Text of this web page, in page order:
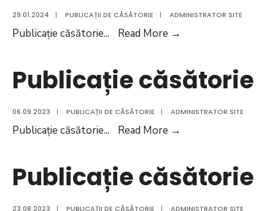
29.01.2024 | PUBLICAȚII DE CĂSĂTORIE | ADMINISTRATOR SITE
Publicație căsătorie... Read More →
Publicație căsătorie
06.09.2023 | PUBLICAȚII DE CĂSĂTORIE | ADMINISTRATOR SITE
Publicație căsătorie... Read More →
Publicație căsătorie
23.08.2023 | PUBLICAȚII DE CĂSĂTORIE | ADMINISTRATOR SITE